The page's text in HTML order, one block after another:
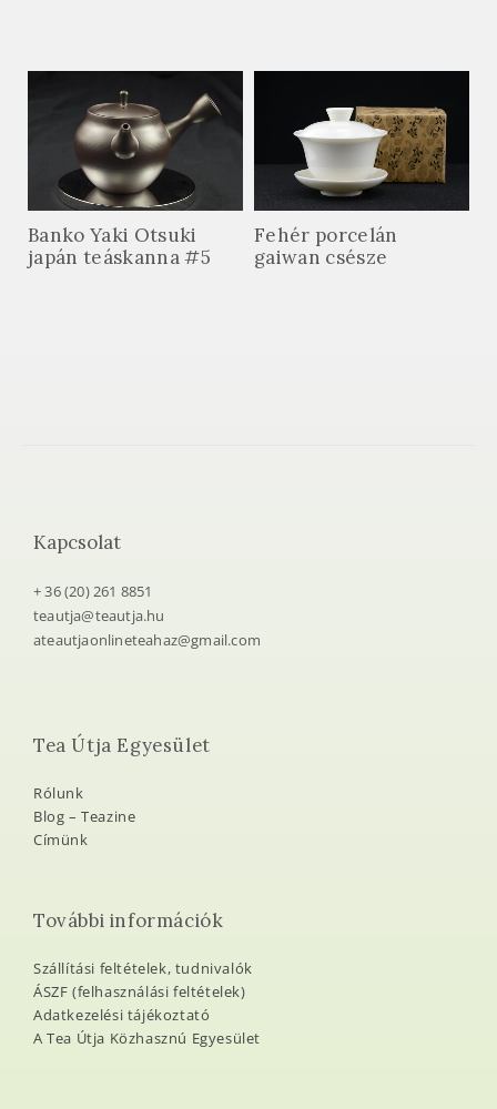
Banko Yaki Otsuki
japán teáskanna #5
Fehér porcelán
gaiwan csésze
Kapcsolat
+ 36 (20) 261 8851
teautja@teautja.hu
ateautjaonlineteahaz@gmail.com
Tea Útja Egyesület
Rólunk
Blog – Teazine
Címünk
További információk
Szállítási feltételek, tudnivalók
ÁSZF (felhasználási feltételek)
Adatkezelési tájékoztató
A Tea Útja Közhasznú Egyesület